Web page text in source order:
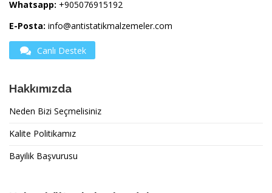
Whatsapp: +905076915192
E-Posta: info@antistatikmalzemeler.com
Canlı Destek
Hakkımızda
Neden Bizi Seçmelisiniz
Kalite Politikamız
Bayilik Başvurusu